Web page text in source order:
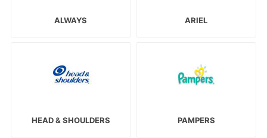
ALWAYS ARIEL
HEAD & SHOULDERS PAMPERS